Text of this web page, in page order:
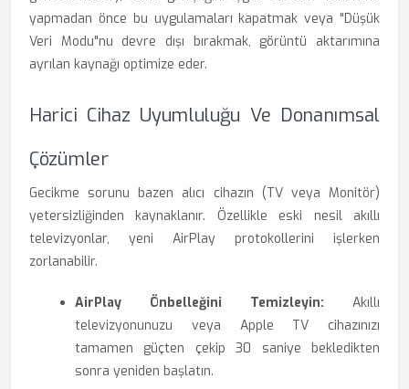
yapmadan önce bu uygulamaları kapatmak veya "Düşük
Veri Modu"nu devre dışı bırakmak, görüntü aktarımına
ayrılan kaynağı optimize eder.
Harici Cihaz Uyumluluğu Ve Donanımsal
Çözümler
Gecikme sorunu bazen alıcı cihazın (TV veya Monitör)
yetersizliğinden kaynaklanır. Özellikle eski nesil akıllı
televizyonlar, yeni AirPlay protokollerini işlerken
zorlanabilir.
AirPlay Önbelleğini Temizleyin: Akıllı
televizyonunuzu veya Apple TV cihazınızı
tamamen güçten çekip 30 saniye bekledikten
sonra yeniden başlatın.